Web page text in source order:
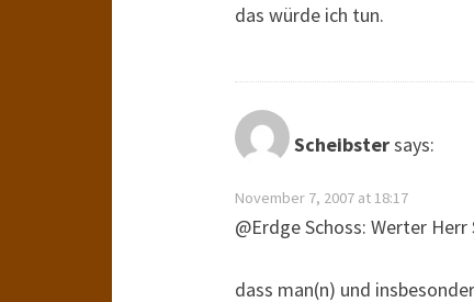
das würde ich tun.
Scheibstersays:
November 7, 2007 at 18:17
@Erdge Schoss: Werter Herr
dass man(n) und